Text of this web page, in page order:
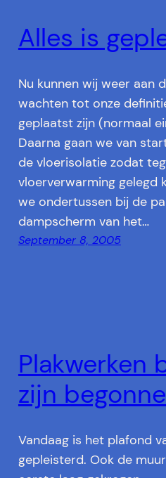
Alles is
Nu kunnen wij weer aan
wachten tot onze
geplaatst zijn (normaal
Daarna gaan we van
de vloerisolatie zodat
vloerverwarming gelegd
we ondertussen bij de
dampscherm van het…
September 8, 2005
Plakwerken
zijn
Vandaag is het plafond
gepleisterd. Ook de